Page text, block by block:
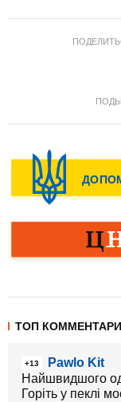
ТОП
+13
Pawlo Kit
Найшвидшого
Горіть у пеклі